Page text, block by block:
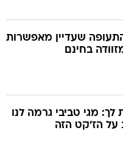
שעדיין מאפשרות
בחינם
לך: מגי טביבי גרמה לנו
על הז'קט הזה